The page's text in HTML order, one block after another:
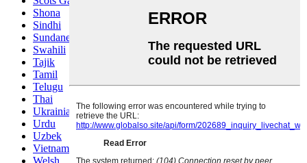
Shona
Sindhi
Sundanese
Swahili
Tajik
Tamil
Telugu
Thai
Ukrainian
Urdu
Uzbek
Vietnamese